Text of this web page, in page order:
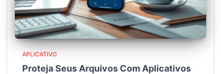
APLICATIVO
Proteja Seus Arquivos Com Aplicativos